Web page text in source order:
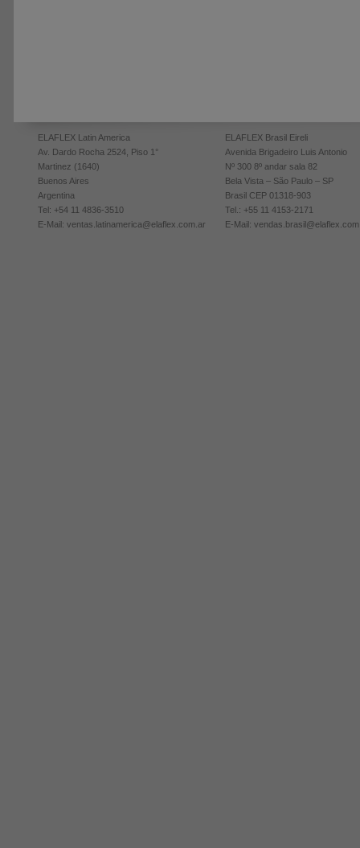
ELAFLEX Latin America
Av. Dardo Rocha 2524, Piso 1°
Martinez (1640)
Buenos Aires
Argentina
Tel: +54 11 4836-3510
E-Mail: ventas.latinamerica@elaflex.com.ar
ELAFLEX Brasil Eireli
Avenida Brigadeiro Luis Antonio
Nº 300 8º andar sala 82
Bela Vista – São Paulo – SP
Brasil CEP 01318-903
Tel.: +55 11 4153-2171
E-Mail: